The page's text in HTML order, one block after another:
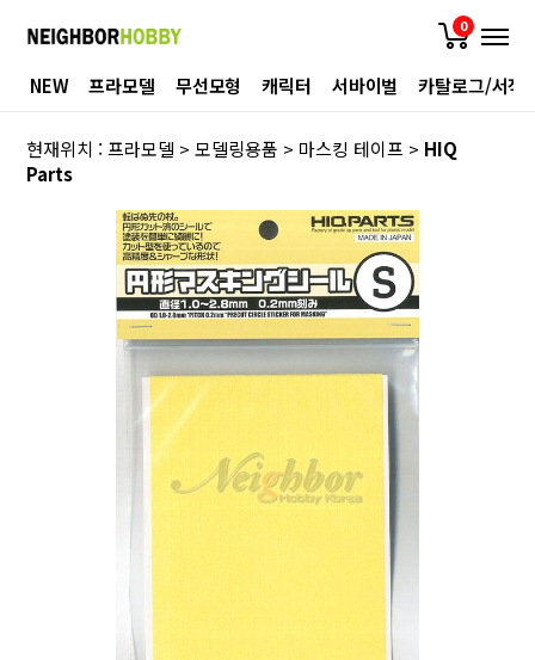
0
NEW 프라모델 무선모형 캐릭터 서바이벌 카탈로그/서적
현재위치 :프라모델 >모델링용품 > 마스킹 테이프 > HIQ
Parts